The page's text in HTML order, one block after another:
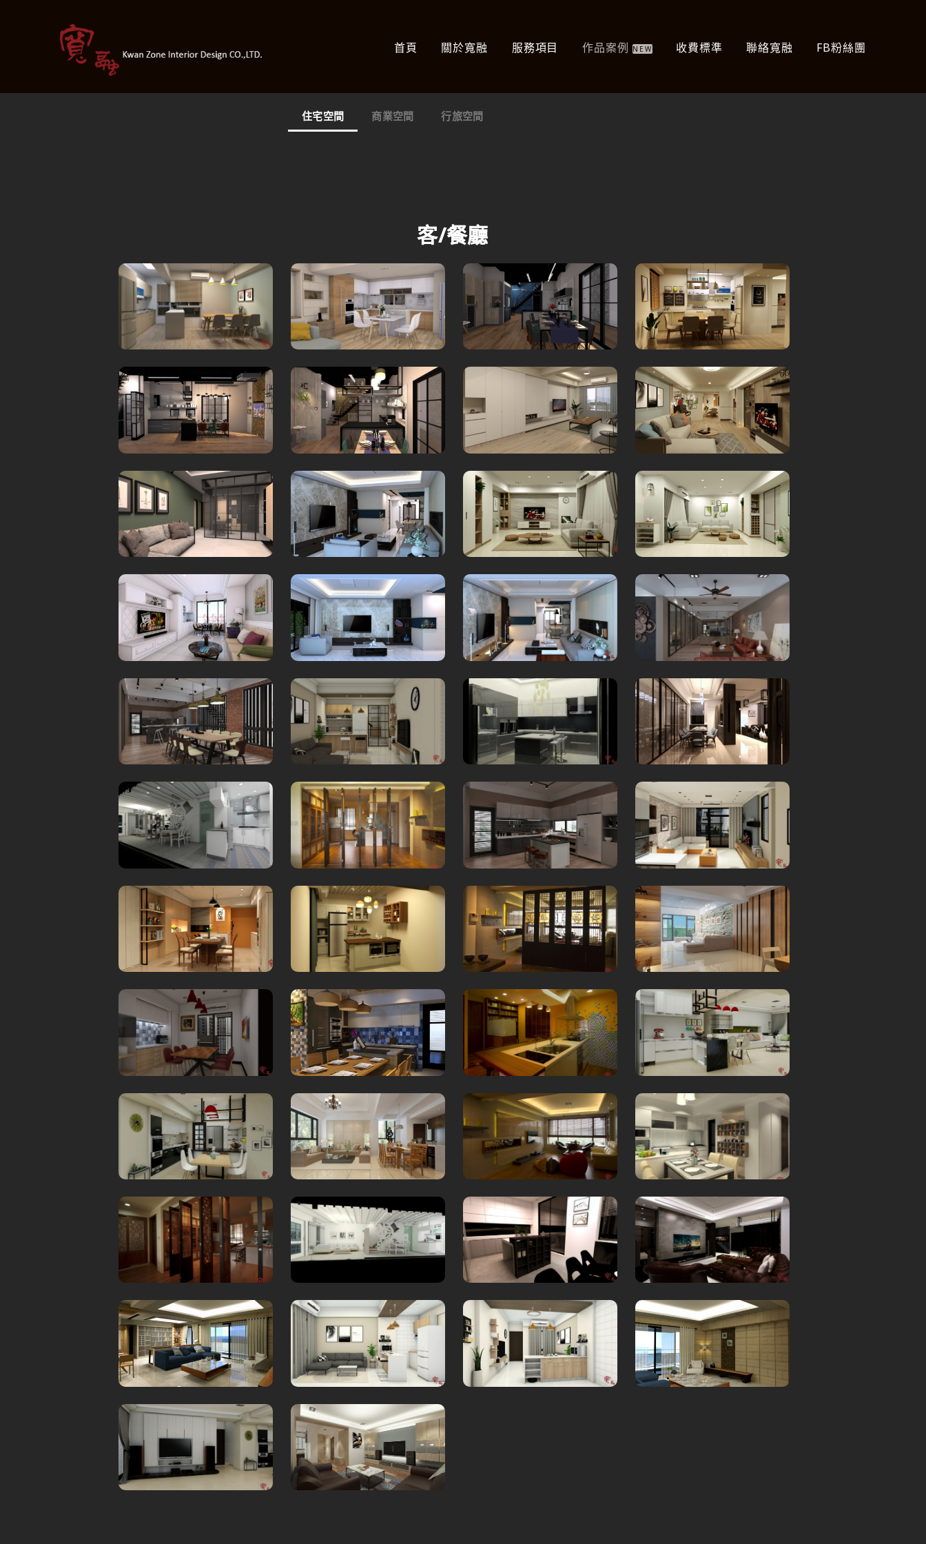
首頁 關於寬融 服務項目 作品案例 收費標準 聯絡寬融 FB粉絲團
住宅空間 商業空間 行旅空間
客/餐廳